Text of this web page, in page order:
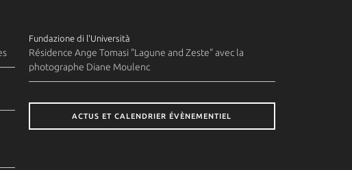
Fundazione di l'Università
Résidence Ange Tomasi "Lagune and Zeste" avec la
photographe Diane Moulenc
ACTUS ET CALENDRIER ÉVÈNEMENTIEL